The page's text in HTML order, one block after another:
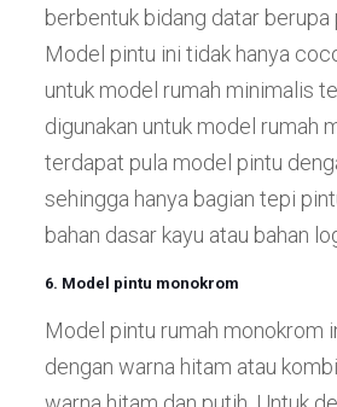
berbentuk bidang datar berupa
Model pintu ini tidak hanya
untuk model rumah minimalis
digunakan untuk model rumah
terdapat pula model pintu
sehingga hanya bagian tepi
bahan dasar kayu atau bahan
6. Model pintu monokrom
Model pintu rumah monokrom
dengan warna hitam atau